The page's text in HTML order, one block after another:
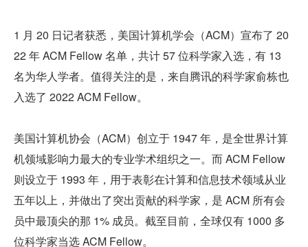
1 月 20 日记者获悉，美国计算机学会（ACM）宣布了 20
22 年 ACM Fellow 名单，共计 57 位科学家入选，有 13
名为华人学者。值得关注的是，来自腾讯的科学家俞栋也
入选了 2022 ACM Fellow。
美国计算机协会（ACM）创立于 1947 年，是全世界计算
机领域影响力最大的专业学术组织之一。而 ACM Fellow
则设立于 1993 年，用于表彰在计算和信息技术领域从业
五年以上，并做出了突出贡献的科学家，是 ACM 所有会
员中最顶尖的那 1% 成员。截至目前，全球仅有 1000 多
位科学家当选 ACM Fellow。